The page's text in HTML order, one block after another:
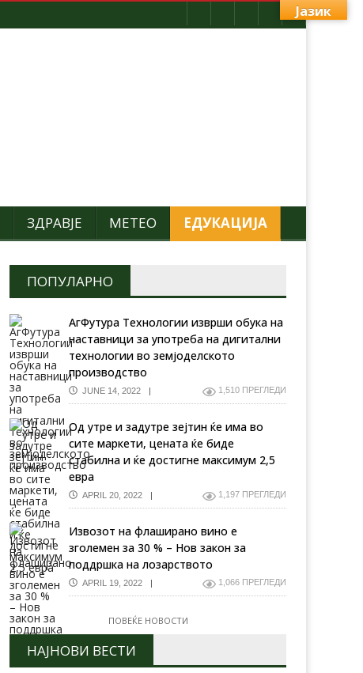
ЗДРАВЈЕ МЕТЕО ЕДУКАЦИЈА
ПОПУЛАРНО
АгФутура Технологии изврши обука на
наставници за употреба на дигитални
технологии во земјоделското
производство
JUNE 14, 2022 1,510 ПРЕГЛЕДИ
Од утре и задутре зејтин ќе има во
сите маркети, цената ќе биде
стабилна и ќе достигне максимум 2,5
евра
APRIL 20, 2022 1,197 ПРЕГЛЕДИ
Извозот на флаширано вино е
зголемен за 30 % – Нов закон за
поддршка на лозарството
APRIL 19, 2022 1,066 ПРЕГЛЕДИ
ПОВЕЌЕ НОВОСТИ
НАЈНОВИ ВЕСТИ
Јазик